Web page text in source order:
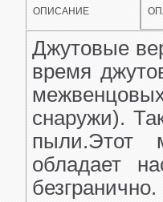
ОПИСАНИЕ
Джутовые
время
снаружи).
пыли.Этот
обладает
безгранично.